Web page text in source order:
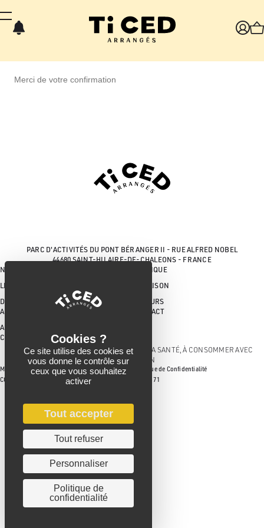
Merci de votre confirmation
PARC D'ACTIVITÉS DU PONT BÉRANGER II - RUE ALFRED NOBEL
44680 SAINT-HILAIRE-DE-CHALEONS - FRANCE
NOTRE SAVOIR-FAIRE
LES CAVISTES
DÉGUSTER
BOUTIQUE
LIVRAISON
RETOURS
ACTUALITÉS
ACCESSIBILITÉ : PARTIELLEMENT
CONFORME
CONTACT
L'ABUS D'ALCOOL EST DANGEREUX POUR LA SANTÉ, À CONSOMMER AVEC
MODÉRATION
Mentions légales
Politique de Confidentialité
CGV / CGU
Agence 71
Ce site utilise des cookies et
vous donne le contrôle sur
ceux que vous souhaitez
activer
Tout accepter
Tout refuser
Personnaliser
Politique de
confidentialité